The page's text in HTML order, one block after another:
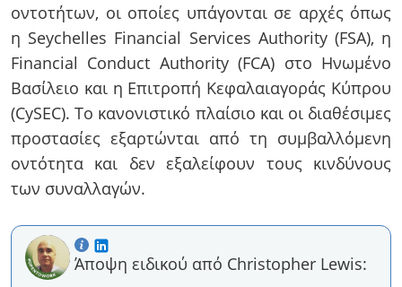
οντοτήτων, οι οποίες υπάγονται σε αρχές όπως
η Seychelles Financial Services Authority (FSA), η
Financial Conduct Authority (FCA) στο Ηνωμένο
Βασίλειο και η Επιτροπή Κεφαλαιαγοράς Κύπρου
(CySEC). Το κανονιστικό πλαίσιο και οι διαθέσιμες
προστασίες εξαρτώνται από τη συμβαλλόμενη
οντότητα και δεν εξαλείφουν τους κινδύνους
των συναλλαγών.
Άποψη ειδικού από Christopher Lewis: